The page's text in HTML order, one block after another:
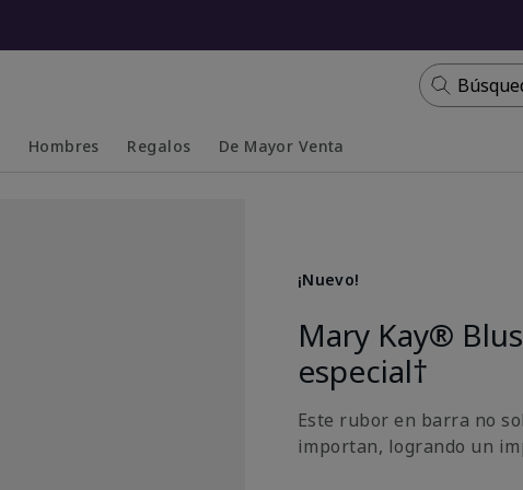
Hombres Regalos De Mayor Venta
¡Nuevo!
Mary Kay®
especial†
Este rubor en barra no
importan, logrando un